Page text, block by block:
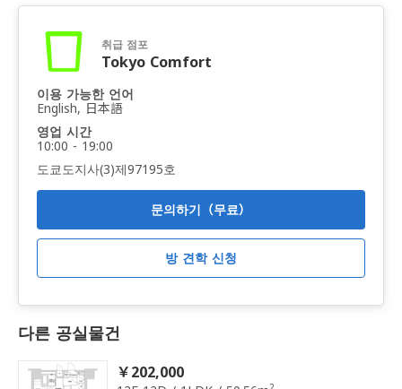
취급 점포
Tokyo Comfort
이용 가능한 언어
English, 日本語
영업 시간
10:00 - 19:00
도쿄도지사(3)제97195호
문의하기（무료）
방 견학 신청
다른 공실물건
￥202,000